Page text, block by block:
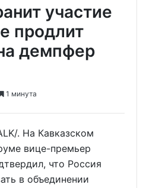
участие
продлит
демпфер
1 минута
. На Кавказском
вице-премьер
что Россия
в объединении